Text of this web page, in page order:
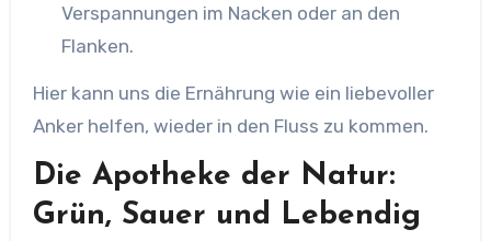
Verspannungen im Nacken oder an den
Flanken.
Hier kann uns die Ernährung wie ein liebevoller
Anker helfen, wieder in den Fluss zu kommen.
Die Apotheke der Natur:
Grün, Sauer und Lebendig